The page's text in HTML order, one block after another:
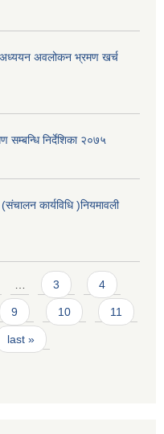
अध्ययन अवलोकन भ्रमण खर्च
सम्बन्धि निर्देशिका २०७५
कार्यविधि )नियमावली
3 4
9 10 11
last »